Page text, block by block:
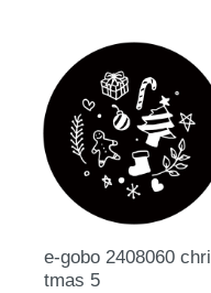
e-gobo 2408060
tmas 5